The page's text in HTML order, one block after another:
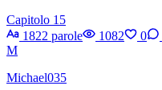
Capitolo 15
1822 parole
1082 0
M
Michael035